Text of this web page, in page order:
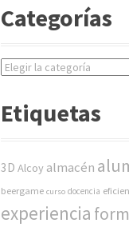
Categorías
C
e
r
s
Etiquetas
3D Alcoy almacén
beergame curso docencia
experiencia